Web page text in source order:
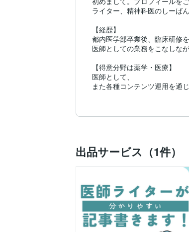
ライター、精神科医のしーば
【経歴】
都内医学部卒業後、臨床研修
医師としての業務をこなしな
【得意分野は薬学・医療】
医師として、
また各種コンテンツ運用を通
【過去執筆してきた分野およ
https://dazaifu-academy.jp/
https://note.com/_shiban_doctor
納期を守ることはもちろん、
ご連絡いただければ、すぐに
出品サービス（1件）